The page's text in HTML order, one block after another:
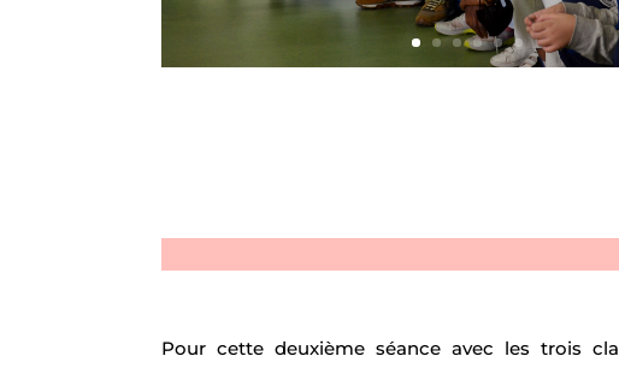
Pour cette deuxième séance avec les trois